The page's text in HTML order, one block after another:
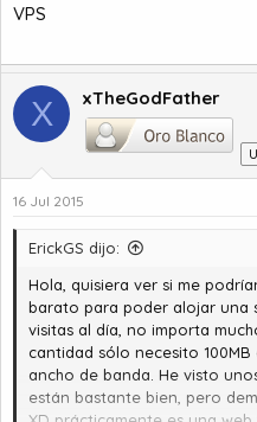
VPS
X xTheGodFather
16 Jul 2015
ErickGS dijo:
Hola, quisiera ver si me
barato para poder alojar una
visitas al día, no importa
cantidad sólo necesito
ancho de banda. He visto
están bastante bien, pero